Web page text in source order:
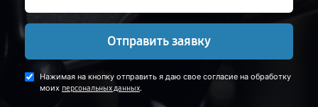
Отправить заявку
Нажимая на кнопку отправить я даю свое согласие на обработку
моих персональных данных.